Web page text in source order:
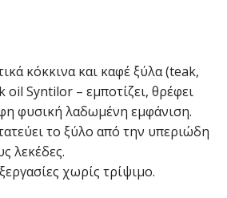
κόκκινα και καφέ ξύλα (teak,
Syntilor – εμποτίζει, θρέφει
φυσική λαδωμένη εμφάνιση.
το ξύλο από την υπεριώδη
λεκέδες.
χωρίς τρίψιμο.